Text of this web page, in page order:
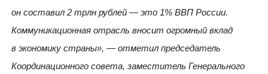
он составил 2 трлн рублей — это 1% ВВП России.
Коммуникационная отрасль вносит огромный вклад
в экономику страны», — отметил председатель
Координационного совета, заместитель Генерального